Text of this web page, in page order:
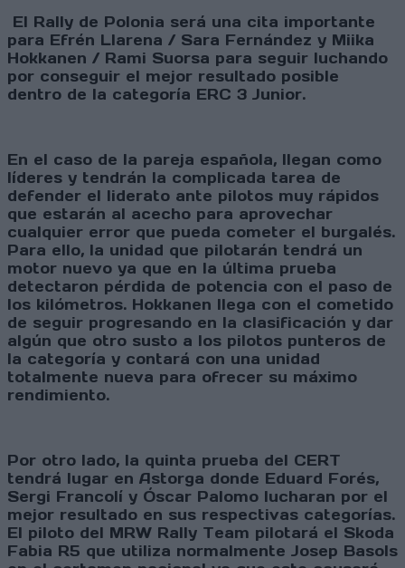
El Rally de Polonia será una cita importante
para Efrén Llarena / Sara Fernández y Miika
Hokkanen / Rami Suorsa para seguir luchando
por conseguir el mejor resultado posible
dentro de la categoría ERC 3 Junior.
En el caso de la pareja española, llegan como
líderes y tendrán la complicada tarea de
defender el liderato ante pilotos muy rápidos
que estarán al acecho para aprovechar
cualquier error que pueda cometer el burgalés.
Para ello, la unidad que pilotarán tendrá un
motor nuevo ya que en la última prueba
detectaron pérdida de potencia con el paso de
los kilómetros. Hokkanen llega con el cometido
de seguir progresando en la clasificación y dar
algún que otro susto a los pilotos punteros de
la categoría y contará con una unidad
totalmente nueva para ofrecer su máximo
rendimiento.
Por otro lado, la quinta prueba del CERT
tendrá lugar en Astorga donde Eduard Forés,
Sergi Francolí y Óscar Palomo lucharan por el
mejor resultado en sus respectivas categorías.
El piloto del MRW Rally Team pilotará el Skoda
Fabia R5 que utiliza normalmente Josep Basols